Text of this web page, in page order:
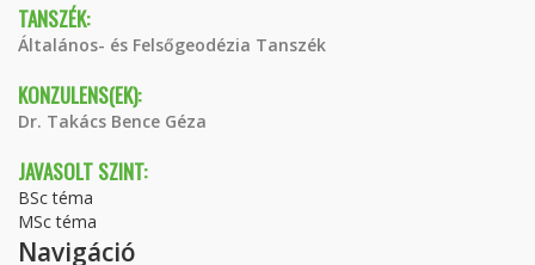
TANSZÉK:
Általános- és Felsőgeodézia Tanszék
KONZULENS(EK):
Dr. Takács Bence Géza
JAVASOLT SZINT:
BSc téma
MSc téma
Navigáció